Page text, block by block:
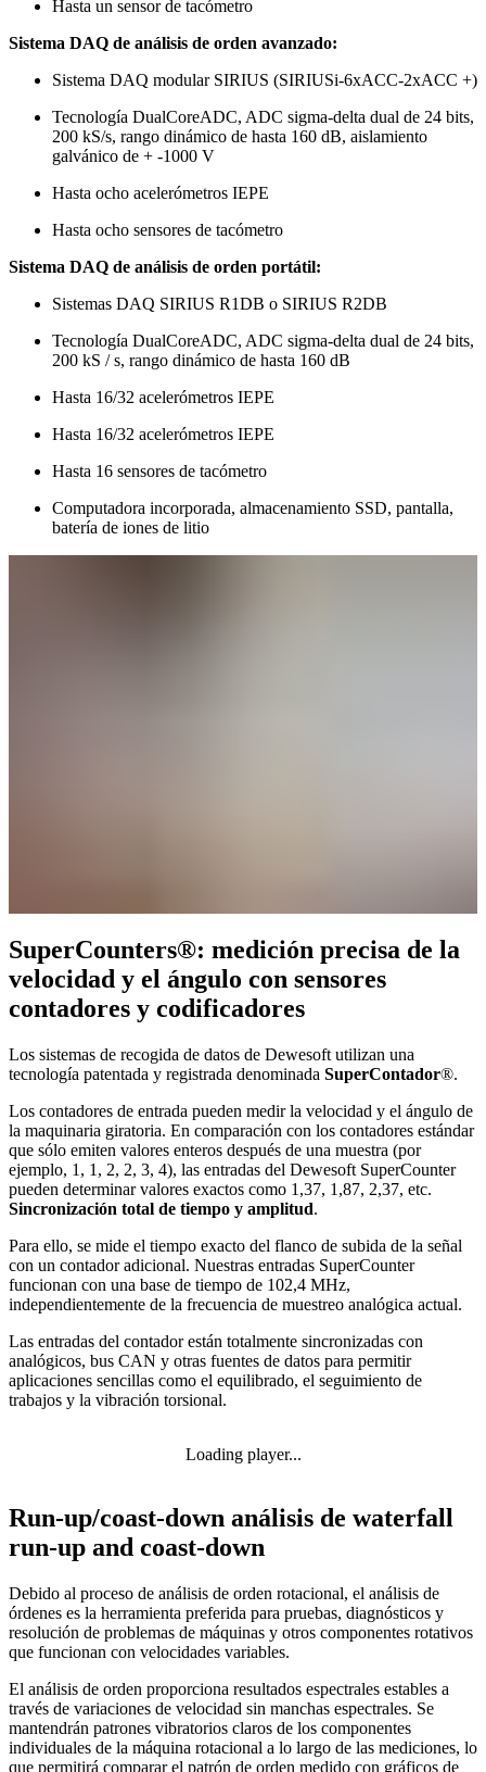
Hasta un sensor de tacómetro
Sistema DAQ de análisis de orden avanzado:
Sistema DAQ modular SIRIUS (SIRIUSi-6xACC-2xACC +)
Tecnología DualCoreADC, ADC sigma-delta dual de 24 bits,
200 kS/s, rango dinámico de hasta 160 dB, aislamiento
galvánico de + -1000 V
Hasta ocho acelerómetros IEPE
Hasta ocho sensores de tacómetro
Sistema DAQ de análisis de orden portátil:
Sistemas DAQ SIRIUS R1DB o SIRIUS R2DB
Tecnología DualCoreADC, ADC sigma-delta dual de 24 bits,
200 kS / s, rango dinámico de hasta 160 dB
Hasta 16/32 acelerómetros IEPE
Hasta 16/32 acelerómetros IEPE
Hasta 16 sensores de tacómetro
Computadora incorporada, almacenamiento SSD, pantalla,
batería de iones de litio
SuperCounters®: medición precisa de la
velocidad y el ángulo con sensores
contadores y codificadores
Los sistemas de recogida de datos de Dewesoft utilizan una
tecnología patentada y registrada denominada SuperContador®.
Los contadores de entrada pueden medir la velocidad y el ángulo de
la maquinaria giratoria. En comparación con los contadores estándar
que sólo emiten valores enteros después de una muestra (por
ejemplo, 1, 1, 2, 2, 3, 4), las entradas del Dewesoft SuperCounter
pueden determinar valores exactos como 1,37, 1,87, 2,37, etc.
Sincronización total de tiempo y amplitud.
Para ello, se mide el tiempo exacto del flanco de subida de la señal
con un contador adicional. Nuestras entradas SuperCounter
funcionan con una base de tiempo de 102,4 MHz,
independientemente de la frecuencia de muestreo analógica actual.
Las entradas del contador están totalmente sincronizadas con
analógicos, bus CAN y otras fuentes de datos para permitir
aplicaciones sencillas como el equilibrado, el seguimiento de
trabajos y la vibración torsional.
Loading player...
Run-up/coast-down análisis de waterfall
run-up and coast-down
Debido al proceso de análisis de orden rotacional, el análisis de
órdenes es la herramienta preferida para pruebas, diagnósticos y
resolución de problemas de máquinas y otros componentes rotativos
que funcionan con velocidades variables.
El análisis de orden proporciona resultados espectrales estables a
través de variaciones de velocidad sin manchas espectrales. Se
mantendrán patrones vibratorios claros de los componentes
individuales de la máquina rotacional a lo largo de las mediciones, lo
que permitirá comparar el patrón de orden medido con gráficos de